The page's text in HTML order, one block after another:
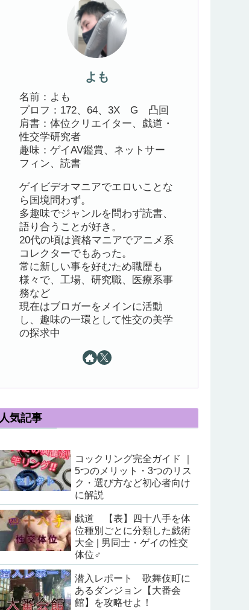
よも
名前：よも
プロフ：172、64、3X G 凸回
肩書：体位クリエイター、戯道・
性交学研究者
趣味：ゲイAV鑑賞、ネットサー
フィン、読書
ゲイビデオマニアでエロいことな
ら国境問わず。
多趣味でジャンルを問わず読書、
語り合うことが好き。
20代の頃は資格マニアでアニメ系
コレクターでもあった。
常に新しい事を好むため職歴も
様々で、工場、研究職、医療系事
務など
現在はブロガーをメインに活動
し、趣味の一環として性交の美学
の探求中
人気記事
コックリング完全ガイド ｜
5つのメリット・3つのリス
ク・選び方など初心者向け
に解説
戯道 【表】四十八手を体
位種別ごとに分類した戯術
大全 | 男同士・ゲイの性交
体位♂
潜入レポート 歌舞伎町に
あるダンジョン【大番会
館】を攻略せよ！